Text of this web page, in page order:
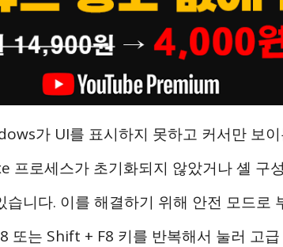
가 UI를 표시하지 못하고 커서만 보
프로세스가 초기화되지 않았거나 셸 구
습니다. 이를 해결하기 위해 안전 모드로
또는 Shift + F8 키를 반복해서 눌러 고